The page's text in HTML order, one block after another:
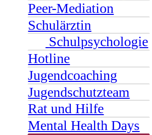
Peer-Mediation
Schulärztin
Schulpsychologie
Hotline
Jugendcoaching
Jugendschutzteam
Rat und Hilfe
Mental Health Days